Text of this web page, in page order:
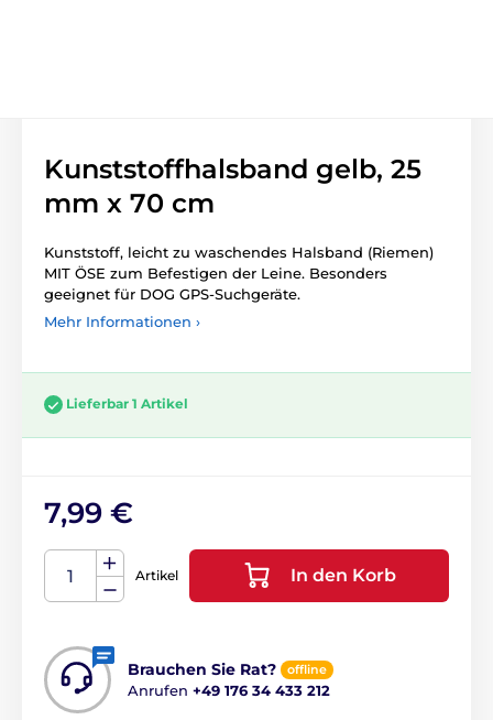
Kunststoffhalsband gelb, 25
mm x 70 cm
Kunststoff, leicht zu waschendes Halsband (Riemen)
MIT ÖSE zum Befestigen der Leine. Besonders
geeignet für DOG GPS-Suchgeräte.
Mehr Informationen ›
Lieferbar 1 Artikel
7,99 €
Artikel In den Korb
Brauchen Sie Rat? offline
Anrufen +49 176 34 433 212